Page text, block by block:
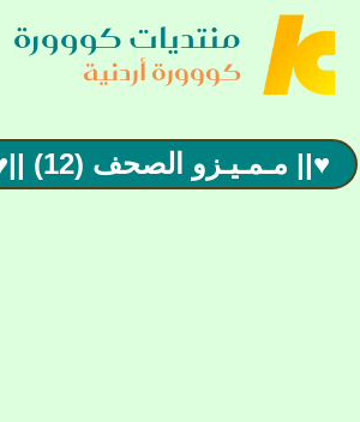
منتديات كووورة
كووورة أردنية
♥|| مـمـيـزو الصحف (12) ||♥||– أرتقيـے لأننيـے أردنيـے